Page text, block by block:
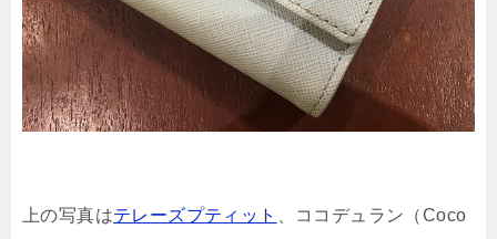
上の写真はテレーズプティット
、ココデュラン（Coco